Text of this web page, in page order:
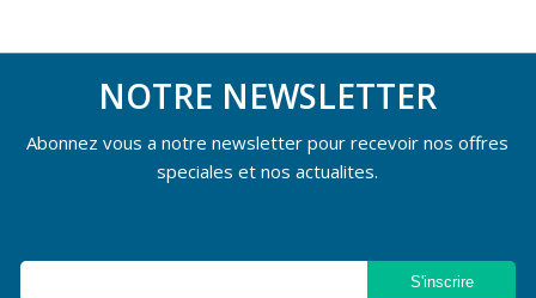
NOTRE NEWSLETTER
Abonnez vous a notre newsletter pour recevoir nos offres
speciales et nos actualites.